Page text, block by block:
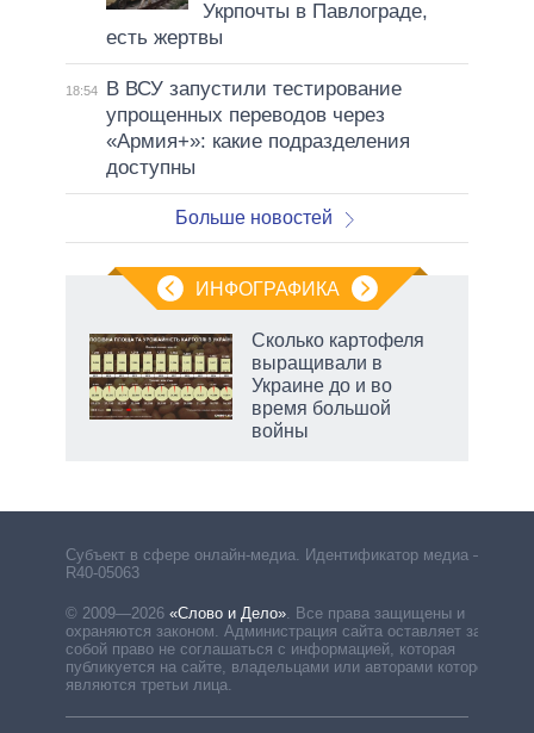
Укрпочты в Павлограде,
есть жертвы
18:54
В ВСУ запустили тестирование
упрощенных переводов через
«Армия+»: какие подразделения
доступны
Больше новостей
ИНФОГРАФИКА
Сколько картофеля
выращивали в
Украине до и во
время большой
войны
Субъект в сфере онлайн-медиа. Идентификатор медиа –
R40-05063
© 2009—2026 «Слово и Дело». Все права защищены и
охраняются законом. Администрация сайта оставляет за
собой право не соглашаться с информацией, которая
публикуется на сайте, владельцами или авторами которой
являются третьи лица.